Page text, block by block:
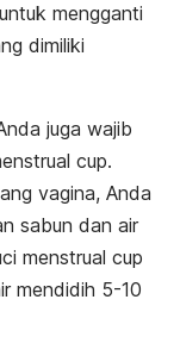
mengganti
dimiliki
juga wajib
cup.
vagina, Anda
sabun dan air
menstrual cup
mendidih 5-10